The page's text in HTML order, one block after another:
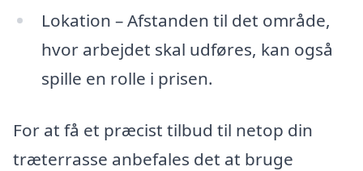
Lokation – Afstanden til det område,
hvor arbejdet skal udføres, kan også
spille en rolle i prisen.
For at få et præcist tilbud til netop din
træterrasse anbefales det at bruge